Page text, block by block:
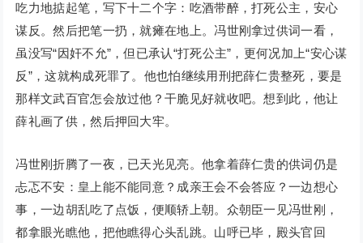
吃力地掂起笔，写下十二个字：吃酒带醉，打死公主，安心
谋反。然后把笔一扔，就瘫在地上。冯世刚拿过供词一看，
虽没写“因奸不允”，但已承认“打死公主”，更何况加上“安心谋
反”，这就构成死罪了。他也怕继续用刑把薛仁贵整死，要是
那样文武百官怎会放过他？干脆见好就收吧。想到此，他让
薛礼画了供，然后押回大牢。
冯世刚折腾了一夜，已天光见亮。他拿着薛仁贵的供词仍是
忐忑不安：皇上能不能同意？成亲王会不会答应？一边想心
事，一边胡乱吃了点饭，便顺轿上朝。众朝臣一见冯世刚，
都拿眼光瞧他，把他瞧得心头乱跳。山呼已毕，殿头官回